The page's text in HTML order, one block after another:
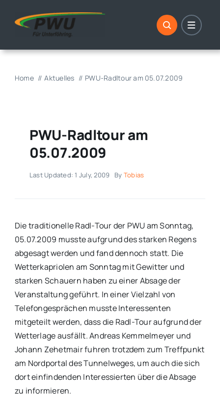
Home Aktuelles PWU-Radltour am 05.07.2009
PWU-Radltour am
05.07.2009
Last Updated: 1 July, 2009 By Tobias
Die traditionelle Radl-Tour der PWU am Sonntag,
05.07.2009 musste aufgrund des starken Regens
abgesagt werden und fand dennoch statt. Die
Wetterkapriolen am Sonntag mit Gewitter und
starken Schauern haben zu einer Absage der
Veranstaltung geführt. In einer Vielzahl von
Telefongesprächen musste Interessenten
mitgeteilt werden, dass die Radl-Tour aufgrund der
Wetterlage ausfällt. Andreas Kemmelmeyer und
Johann Zehetmair fuhren trotzdem zum Treffpunkt
am Nordportal des Tunnelweges, um auch die sich
dort einfindenden Interessierten über die Absage
zu informieren.